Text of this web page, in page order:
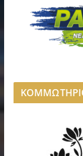
ΚΟΜΜΩΤΗΡΙΟ